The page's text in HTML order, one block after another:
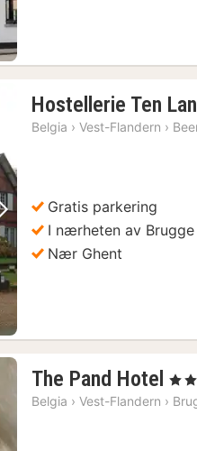
bilde
Hostellerie Ten
Belgia › Vest-Flandern ›
Gratis parkering
I nærheten av Brugge
Nær Ghent
The Pand Hotel 1
, 4
Belgia › Vest-Flandern ›